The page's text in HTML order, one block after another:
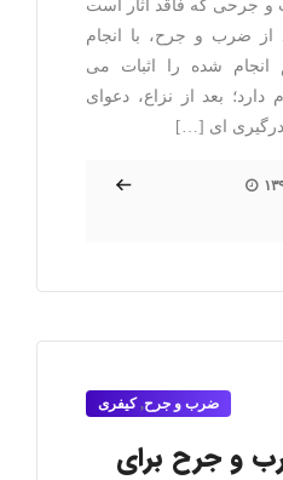
و جرحی که فاقد آثار است
ضرب و جرح، با انجام
انجام شده را اثبات می
دارد؛ بعد از نزاع، دعوای
درگیری ای […]
۳۰
ضرب و جرح,کیفری
و جرح برای